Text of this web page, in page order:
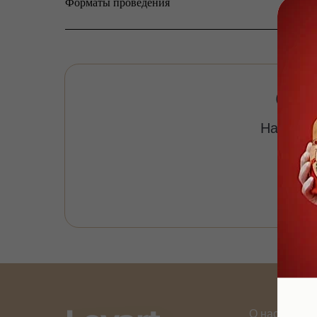
Форматы проведения
О нас